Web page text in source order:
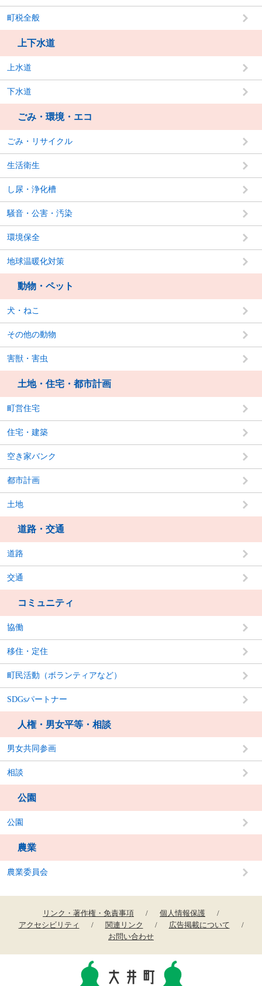
町税全般
上下水道
上水道
下水道
ごみ・環境・エコ
ごみ・リサイクル
生活衛生
し尿・浄化槽
騒音・公害・汚染
環境保全
地球温暖化対策
動物・ペット
犬・ねこ
その他の動物
害獣・害虫
土地・住宅・都市計画
町営住宅
住宅・建築
空き家バンク
都市計画
土地
道路・交通
道路
交通
コミュニティ
協働
移住・定住
町民活動（ボランティアなど）
SDGsパートナー
人権・男女平等・相談
男女共同参画
相談
公園
公園
農業
農業委員会
リンク・著作権・免責事項
個人情報保護
アクセシビリティ
関連リンク
広告掲載について
お問い合わせ